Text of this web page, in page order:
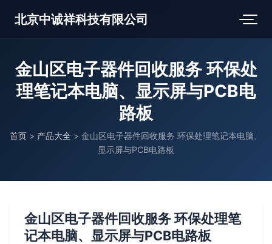
北京中诚祥科技有限公司
金山区电子器件回收服务 环保处
理笔记本电脑、显示屏与PCB电
路板
首页 > 产品大全 > 金山区电子器件回收服务 环保处理笔记本电脑、
显示屏与PCB电路板
金山区电子器件回收服务 环保处理笔
记本电脑、显示屏与PCB电路板